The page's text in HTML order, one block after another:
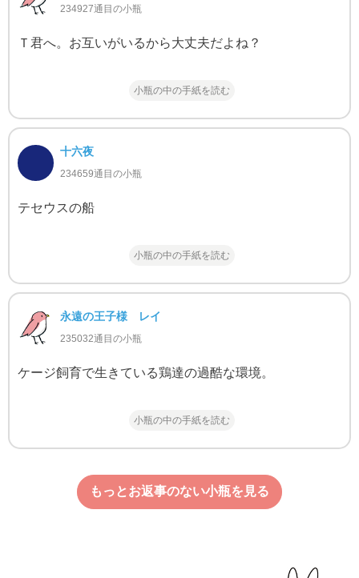
234927通目の小瓶
Ｔ君へ。お互いがいるから大丈夫だよね？
小瓶の中の手紙を読む
十六夜
234659通目の小瓶
テセウスの船
小瓶の中の手紙を読む
永遠の王子様 レイ
235032通目の小瓶
ケージ飼育で生きている鶏達の過酷な環境。
小瓶の中の手紙を読む
もっとお返事のない小瓶を見る